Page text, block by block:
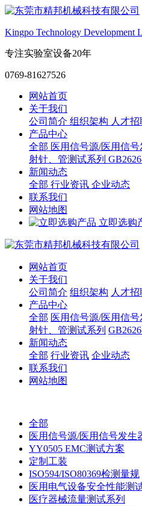
Kingpo Technology Development
专注实验室设备20年
0769-81627526
网站首页
关于我们
公司简介 组织架构 人才招
产品中心
全部 医用信号源/医用信号
射针、管测试系列
新闻动态
全部 行业资讯 企业动态
联系我们
网站地图
立即选购
网站首页
关于我们
公司简介 组织架构 人才招
产品中心
全部 医用信号源/医用信号
射针、管测试系列
新闻动态
全部 行业资讯 企业动态
联系我们
网站地图
全部
医用信号源/医用信号发生
YY0505 EMC测试方案
定制工装
ISO594/ISO80369检测量规
医用电气设备安全性能测
医疗器械流量测试系列